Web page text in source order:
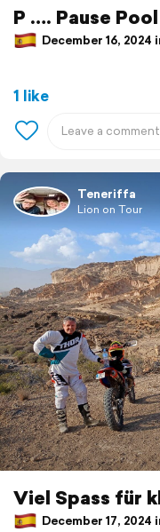
P …. Pause Pool
December 16, 2024
1 like
Teneriffa
Lion on Tour
Viel Spass für
December 17, 2024